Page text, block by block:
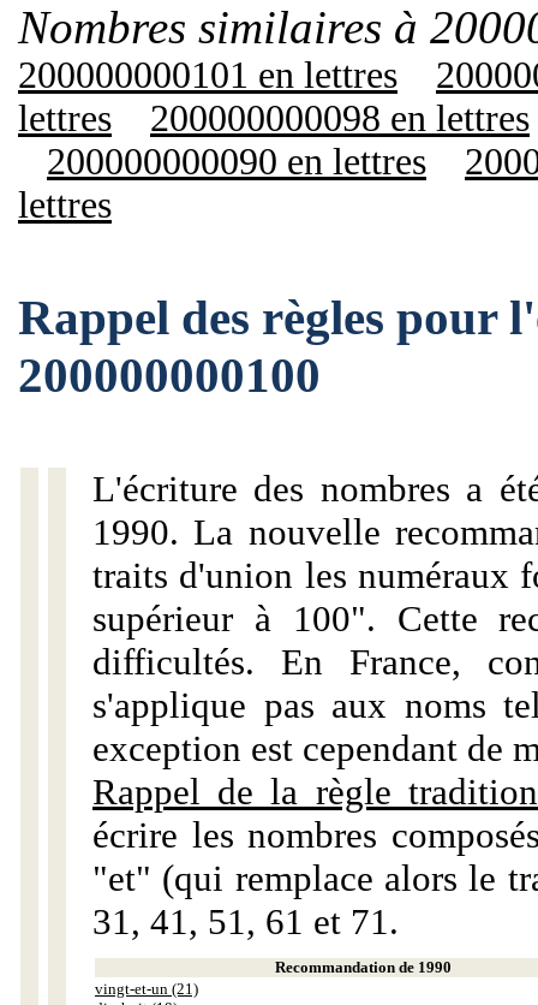
Nombres similaires à
200000000101 en lettres
lettres
200000000098 en lettres
200000000090 en lettres
lettres
Rappel des règles pour
200000000100
L'écriture des nombres a
1990. La nouvelle
traits d'union les numéraux
supérieur à 100". Cette
difficultés. En France,
s'applique pas aux noms
exception est cependant de
Rappel de la règle
écrire les nombres
"et" (qui remplace alors le
31, 41, 51, 61 et 71.
Recommandation de 1990
vingt-et-un (21)